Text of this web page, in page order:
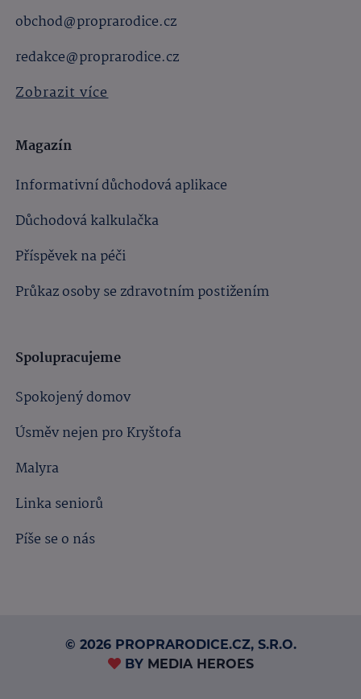
obchod@proprarodice.cz
redakce@proprarodice.cz
Zobrazit více
Magazín
Informativní důchodová aplikace
Důchodová kalkulačka
Příspěvek na péči
Průkaz osoby se zdravotním postižením
Spolupracujeme
Spokojený domov
Úsměv nejen pro Kryštofa
Malyra
Linka seniorů
Píše se o nás
© 2026 PROPRARODICE.CZ, S.R.O.
BY MEDIA HEROES